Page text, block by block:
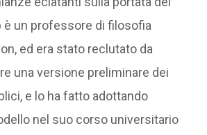
è un professore di filosofia
ed era stato reclutato da
una versione preliminare dei
e lo ha fatto adottando
nel suo corso universitario